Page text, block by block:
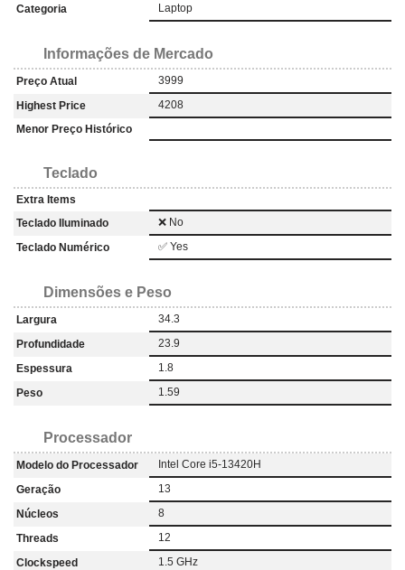
Categoria
Laptop
Informações de Mercado
Preço Atual
3999
Highest Price
4208
Menor Preço Histórico
Teclado
Extra Items
Teclado Iluminado
❌ No
Teclado Numérico
✅ Yes
Dimensões e Peso
Largura
34.3
Profundidade
23.9
Espessura
1.8
Peso
1.59
Processador
Modelo do Processador
Intel Core i5-13420H
Geração
13
Núcleos
8
Threads
12
Clockspeed
1.5 GHz